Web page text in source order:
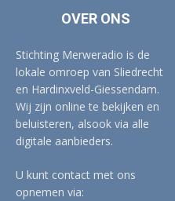
OVER ONS
Stichting Merweradio is de
lokale omroep van Sliedrecht
en Hardinxveld-Giessendam.
Wij zijn online te bekijken en
beluisteren, alsook via alle
digitale aanbieders.
U kunt contact met ons
opnemen via: